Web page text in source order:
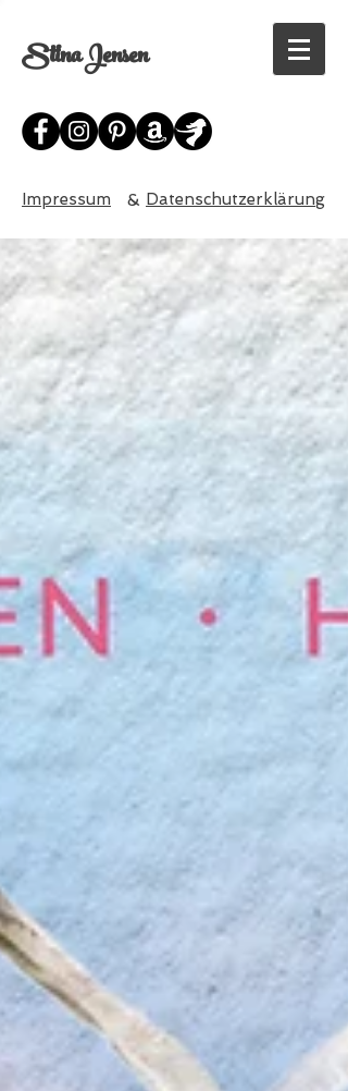
Stina Jensen
Impressum & Datenschutzerklärung